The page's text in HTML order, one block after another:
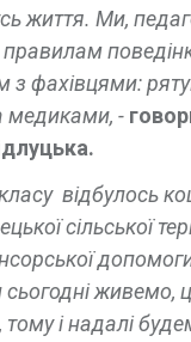
життя. Ми,
з фахівцями:
медиками, -
відбулось
сільської
сьогодні живемо,
тому і надалі